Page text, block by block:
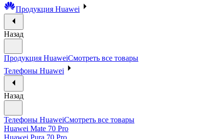
Продукция Huawei
Назад
Продукция HuaweiСмотреть все товары
Телефоны Huawei
Назад
Телефоны HuaweiСмотреть все товары
Huawei Mate 70 Pro
Huawei Pura 70 Pro